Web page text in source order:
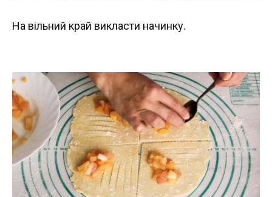
На вільний край викласти начинку.